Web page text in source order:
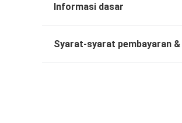
Informasi dasar
Syarat-syarat pembayaran